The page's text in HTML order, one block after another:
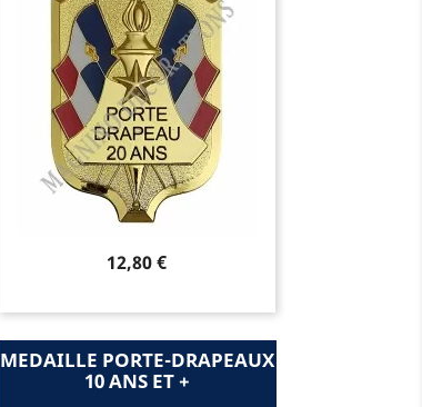
Prix
12,80 €
MEDAILLE PORTE-DRAPEAUX
10 ANS ET +